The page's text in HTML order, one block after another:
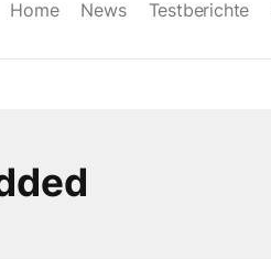
Home News Testberichte